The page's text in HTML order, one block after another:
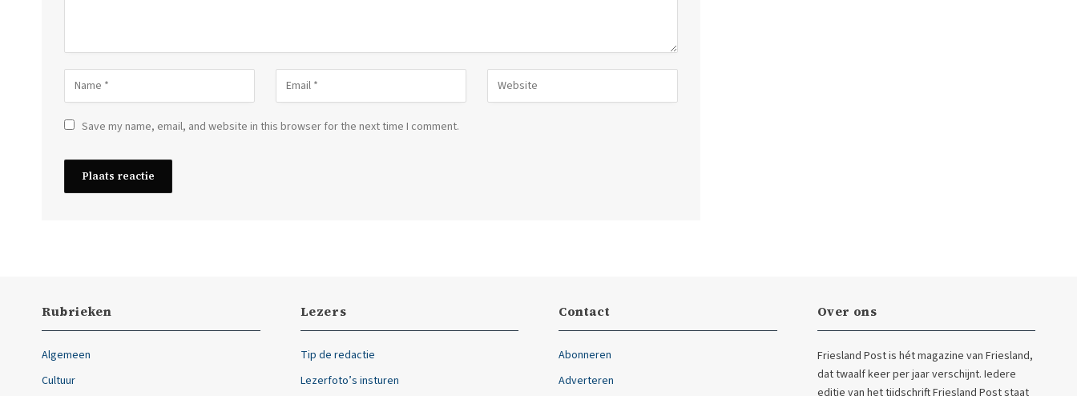
Save my name, email, and website in this browser for the next time I comment.
Rubrieken
Algemeen
Cultuur
Lezers
Tip de redactie
Lezerfoto’s insturen
Contact
Abonneren
Adverteren
Over ons
Friesland Post is hét magazine van Friesland,
dat twaalf keer per jaar verschijnt. Iedere